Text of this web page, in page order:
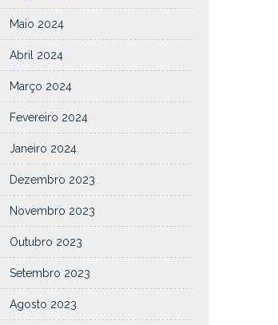
Maio 2024
Abril 2024
Março 2024
Fevereiro 2024
Janeiro 2024
Dezembro 2023
Novembro 2023
Outubro 2023
Setembro 2023
Agosto 2023